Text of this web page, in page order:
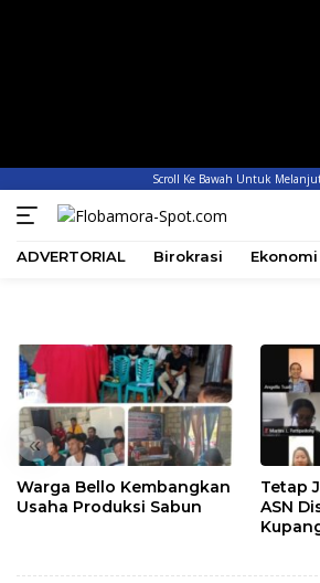
Scroll Ke Bawah Untuk
ADVERTORIAL Birokrasi
«
Warga Bello Kembangkan
Usaha Produksi Sabun
Tetap
ASN Disdikbud Kota